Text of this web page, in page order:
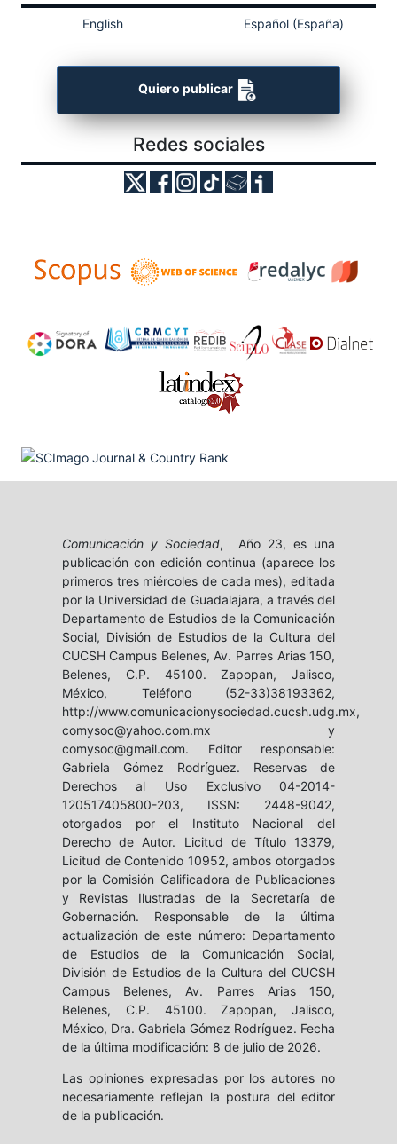
English Español (España)
Quiero publicar
Redes sociales
Comunicación y Sociedad, Año 23, es una
publicación con edición continua (aparece los
primeros tres miércoles de cada mes), editada
por la Universidad de Guadalajara, a través del
Departamento de Estudios de la Comunicación
Social, División de Estudios de la Cultura del
CUCSH Campus Belenes, Av. Parres Arias 150,
Belenes, C.P. 45100. Zapopan, Jalisco,
México, Teléfono (52-33)38193362,
http://www.comunicacionysociedad.cucsh.udg.mx,
comysoc@yahoo.com.mx y
comysoc@gmail.com. Editor responsable:
Gabriela Gómez Rodríguez. Reservas de
Derechos al Uso Exclusivo 04-2014-
120517405800-203, ISSN: 2448-9042,
otorgados por el Instituto Nacional del
Derecho de Autor. Licitud de Título 13379,
Licitud de Contenido 10952, ambos otorgados
por la Comisión Calificadora de Publicaciones
y Revistas Ilustradas de la Secretaría de
Gobernación. Responsable de la última
actualización de este número: Departamento
de Estudios de la Comunicación Social,
División de Estudios de la Cultura del CUCSH
Campus Belenes, Av. Parres Arias 150,
Belenes, C.P. 45100. Zapopan, Jalisco,
México, Dra. Gabriela Gómez Rodríguez. Fecha
de la última modificación: 8 de julio de 2026.
Las opiniones expresadas por los autores no
necesariamente reflejan la postura del editor
de la publicación.